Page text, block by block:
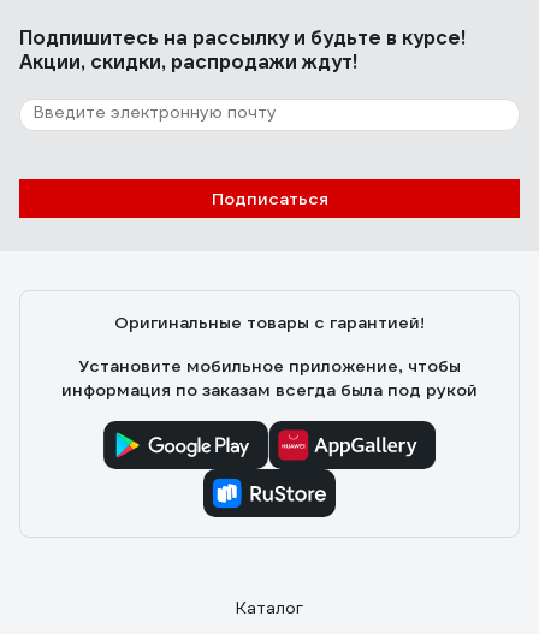
Подпишитесь на рассылкуи будьте в курсе!
Акции, скидки, распродажи ждут!
Подписаться
Оригинальные товары с гарантией!
Установите мобильное приложение, чтобы
информация по заказам всегда была под рукой
Каталог